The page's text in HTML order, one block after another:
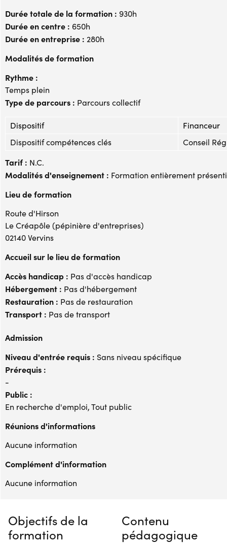
Durée totale de la formation : 930h
Durée en centre : 650h
Durée en entreprise : 280h
Modalités de formation
Rythme :
Temps plein
Type de parcours : Parcours collectif
Dispositif
Financeur
Dispositif compétences clés
Conseil
Tarif : N.C.
Modalités d'enseignement : Formation entièrement
Lieu de formation
Route d'Hirson
Le Créapôle (pépinière d'entreprises)
02140 Vervins
Accueil sur le lieu de formation
Accès handicap : Pas d'accès handicap
Hébergement : Pas d'hébergement
Restauration : Pas de restauration
Transport : Pas de transport
Admission
Niveau d'entrée requis : Sans niveau spécifique
Prérequis :
-
Public :
En recherche d'emploi, Tout public
Réunions d'informations
Aucune information
Complément d'information
Aucune information
Objectifs de la
formation
Contenu
pédagogique